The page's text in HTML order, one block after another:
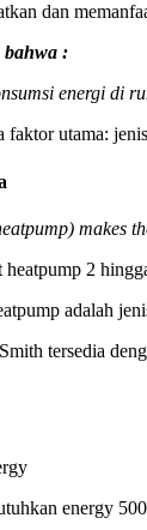
dan
bahwa :
energi di
utama:
makes
2
adalah
tersedia
energy